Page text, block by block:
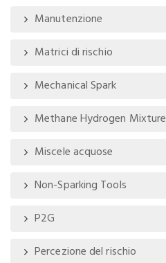
Manutenzione
Matrici di rischio
Mechanical Spark
Methane Hydrogen Mixture
Miscele acquose
Non-Sparking Tools
P2G
Percezione del rischio